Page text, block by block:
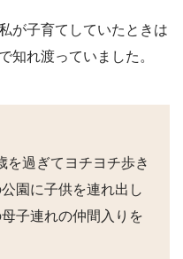
が子育てしていたときは
知れ渡っていました。
を過ぎてヨチヨチ歩き
園に子供を連れ出し
子連れの仲間入りを